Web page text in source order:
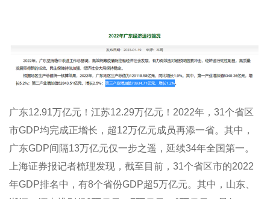
广东12.91万亿元！江苏12.29万亿元！2022年，31个省区
市GDP均完成正增长，超12万亿元成员再添一省。其中，
广东GDP间隔13万亿元仅一步之遥，延续34年全国第一。
上海证券报记者梳理发现，截至目前，31个省区市的2022
年GDP排名中，有8个省份GDP超5万亿元。其中，山东、